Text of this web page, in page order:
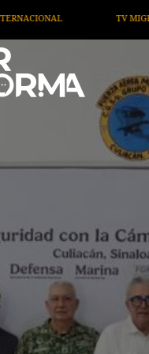
OPINIÓN